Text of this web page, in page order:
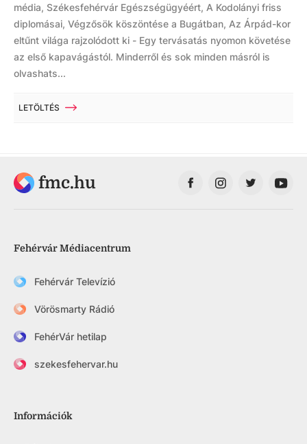
média, Székesfehérvár Egészségügyéért, A Kodolányi friss
diplomásai, Végzősök köszöntése a Bugátban, Az Árpád-kor
eltűnt világa rajzolódott ki - Egy tervásatás nyomon követése
az első kapavágástól. Minderről és sok minden másról is
olvashats...
LETÖLTÉS
fmc.hu
Fehérvár Médiacentrum
Fehérvár Televízió
Vörösmarty Rádió
FehérVár hetilap
szekesfehervar.hu
Információk